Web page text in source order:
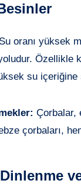
Su oranı yüksek
su içeriğine
Çorbalar,
çorbaları,